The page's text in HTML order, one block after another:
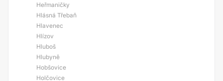
Heřmaničky
Hlásná Třebaň
Hlavenec
Hlízov
Hluboš
Hlubyně
Hobšovice
Holčovice